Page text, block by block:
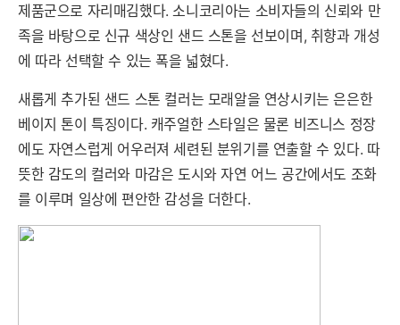
제품군으로 자리매김했다. 소니코리아는 소비자들의 신뢰와 만
족을 바탕으로 신규 색상인 샌드 스톤을 선보이며, 취향과 개성
에 따라 선택할 수 있는 폭을 넓혔다.
새롭게 추가된 샌드 스톤 컬러는 모래알을 연상시키는 은은한
베이지 톤이 특징이다. 캐주얼한 스타일은 물론 비즈니스 정장
에도 자연스럽게 어우러져 세련된 분위기를 연출할 수 있다. 따
뜻한 감도의 컬러와 마감은 도시와 자연 어느 공간에서도 조화
를 이루며 일상에 편안한 감성을 더한다.